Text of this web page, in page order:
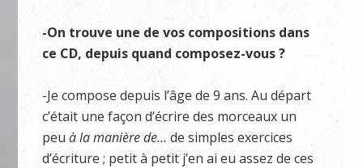
-On trouve une de vos compositions dans
ce CD, depuis quand composez-vous ?
-Je compose depuis l’âge de 9 ans. Au départ
c’était une façon d’écrire des morceaux un
peuà la manière de… de simples exercices
d’écriture ; petit à petit j’en ai eu assez de ces